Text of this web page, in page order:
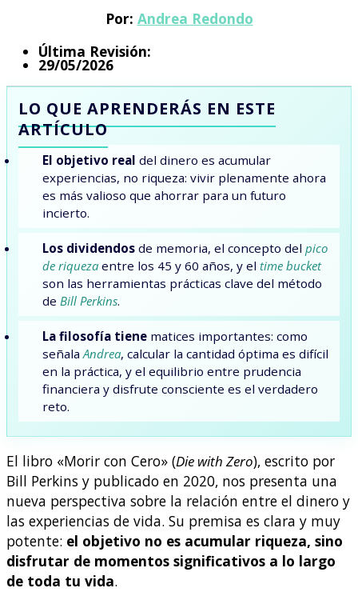
Por: Andrea Redondo
Última Revisión:
29/05/2026
LO QUE APRENDERÁS EN ESTE
ARTÍCULO
El objetivo real del dinero es acumular
experiencias, no riqueza: vivir plenamente ahora
es más valioso que ahorrar para un futuro
incierto.
Los dividendos de memoria, el concepto del pico
de riqueza entre los 45 y 60 años, y el time bucket
son las herramientas prácticas clave del método
de Bill Perkins.
La filosofía tiene matices importantes: como
señalaAndrea, calcular la cantidad óptima es difícil
en la práctica, y el equilibrio entre prudencia
financiera y disfrute consciente es el verdadero
reto.
El libro «Morir con Cero» (Die with Zero), escrito por
Bill Perkins y publicado en 2020, nos presenta una
nueva perspectiva sobre la relación entre el dinero y
las experiencias de vida. Su premisa es clara y muy
potente: el objetivo no es acumular riqueza, sino
disfrutar de momentos significativos a lo largo
de toda tu vida.